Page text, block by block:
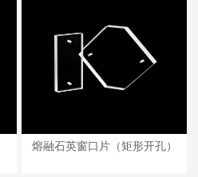
熔融石英窗口片（矩形开孔）